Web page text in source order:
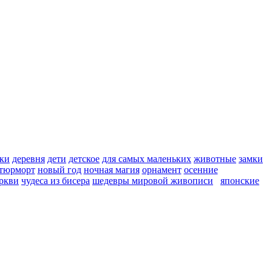
деревня дети детское для самых маленьких животные замки
новый год ночная магия орнамент осенние
чудеса из бисера шедевры мировой живописи японские